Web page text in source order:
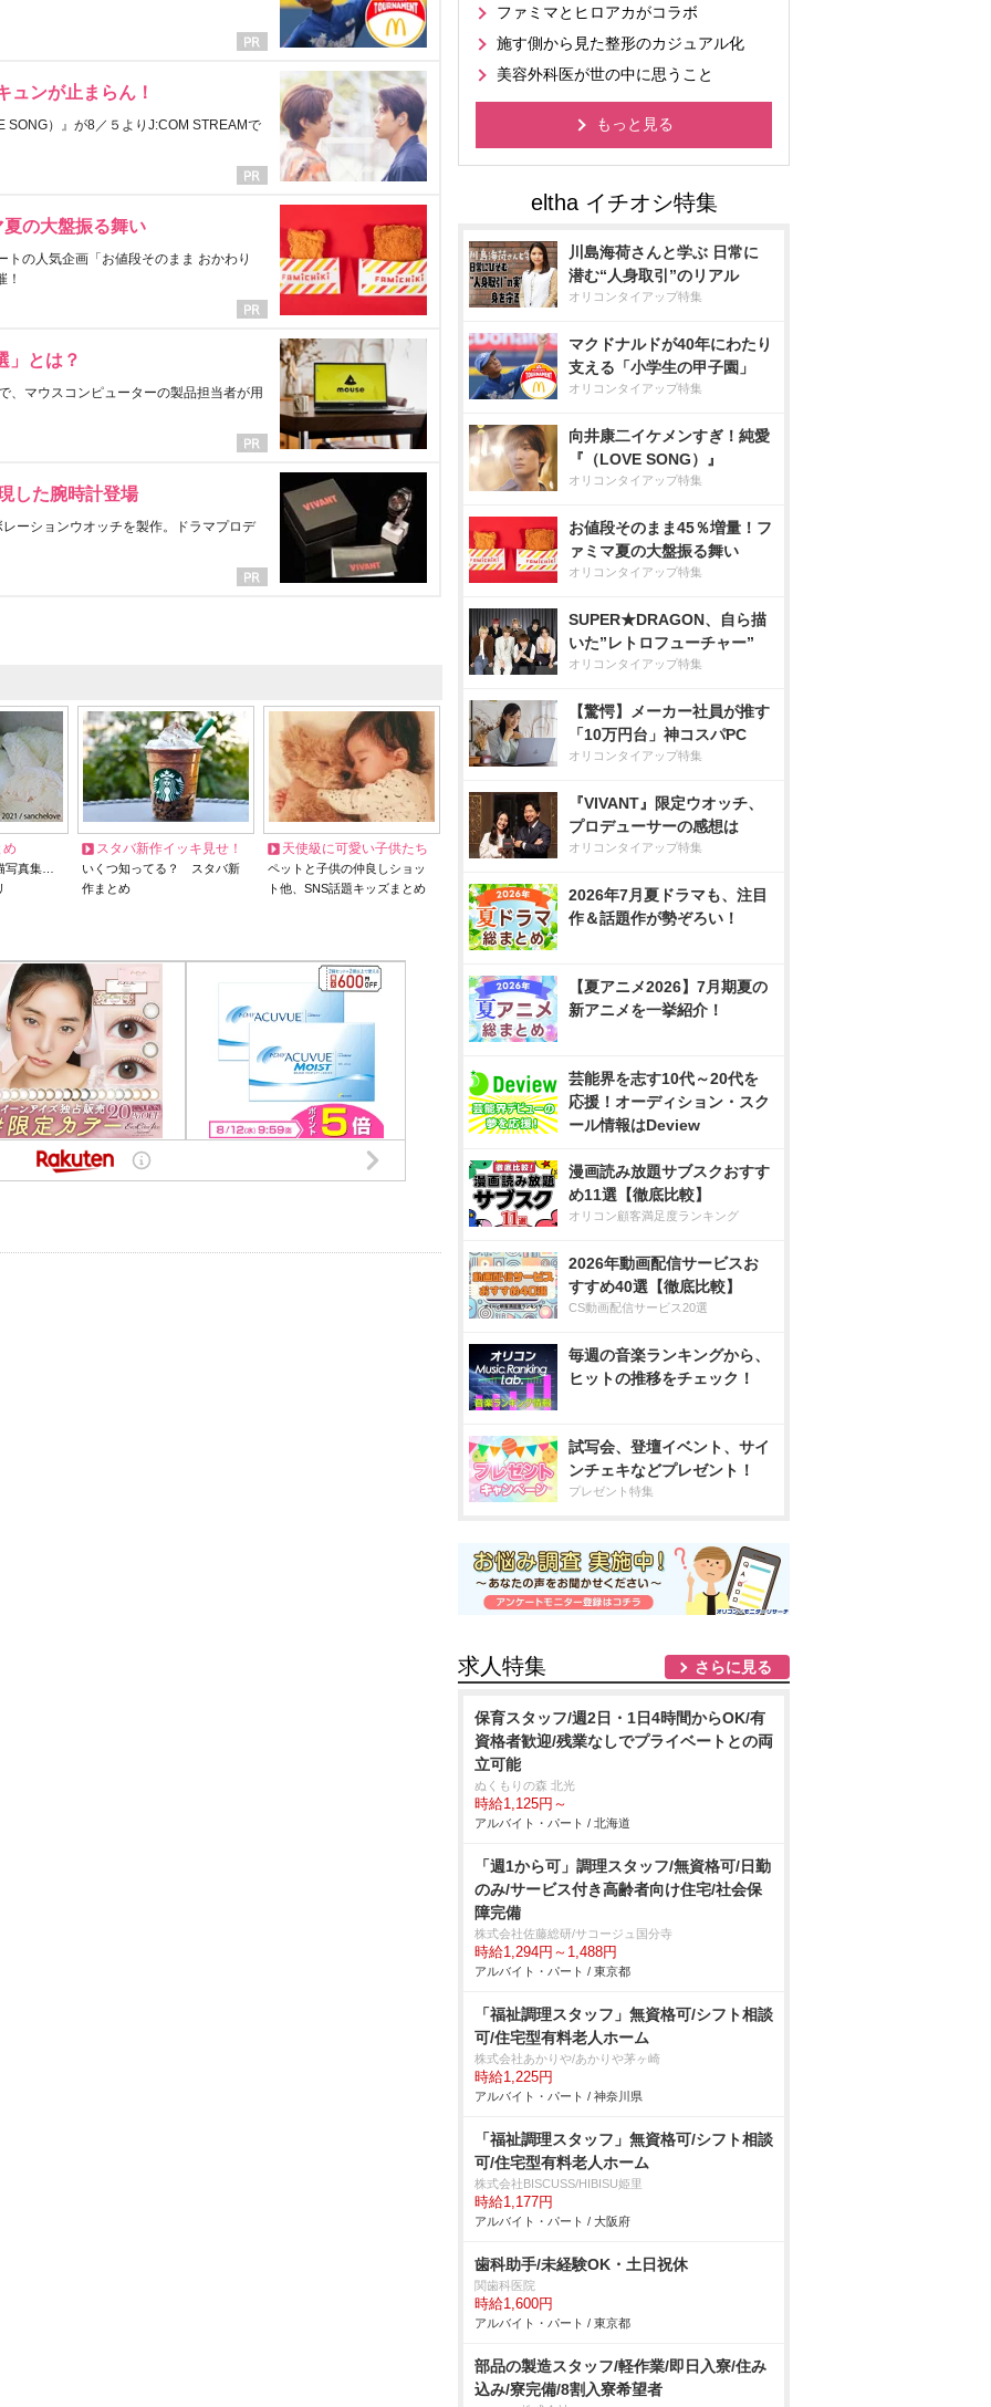
ュンが止まらん！
SONG）』が8／５よりJ:COM STREAMで
の大盤振る舞い
の人気企画「お値段そのまま おかわり
！
」とは？
、マウスコンピューターの製品担当者が用
した腕時計登場
ーションウオッチを製作。ドラマプロデ
め
写真集…
スタバ新作イッキ見せ！
いくつ知ってる？ スタバ新
作まとめ
天使級に可愛い子供たち
ペットと子供の仲良しショッ
ト他、SNS話題キッズまとめ
ファミマとヒロアカがコラボ
施す側から見た整形のカジュアル化
美容外科医が世の中に思うこと
もっと見る
川島海荷さんと学ぶ 日常に
潜む“人身取引”のリアル
オリコンタイアップ特集
マクドナルドが40年にわたり
支える「小学生の甲子園」
オリコンタイアップ特集
向井康二イケメンすぎ！純愛
『（LOVE SONG）』
オリコンタイアップ特集
お値段そのまま45％増量！フ
ァミマ夏の大盤振る舞い
オリコンタイアップ特集
SUPER★DRAGON、自ら描
いた”レトロフューチャー”
オリコンタイアップ特集
【驚愕】メーカー社員が推す
「10万円台」神コスパPC
オリコンタイアップ特集
『VIVANT』限定ウオッチ、
プロデューサーの感想は
オリコンタイアップ特集
2026年7月夏ドラマも、注目
作＆話題作が勢ぞろい！
【夏アニメ2026】7月期夏の
新アニメを一挙紹介！
芸能界を志す10代～20代を
応援！オーディション・スク
ール情報はDeview
漫画読み放題サブスクおすす
め11選【徹底比較】
オリコン顧客満足度ランキング
2026年動画配信サービスお
すすめ40選【徹底比較】
CS動画配信サービス20選
毎週の音楽ランキングから、
ヒットの推移をチェック！
試写会、登壇イベント、サイ
ンチェキなどプレゼント！
プレゼント特集
求人特集 さらに見る
保育スタッフ/週2日・1日4時間からOK/有
資格者歓迎/残業なしでプライベートとの両
立可能
ぬくもりの森 北光
時給1,125円～
アルバイト・パート / 北海道
「週1から可」調理スタッフ/無資格可/日勤
のみ/サービス付き高齢者向け住宅/社会保
障完備
株式会社佐藤総研/サコージュ国分寺
時給1,294円～1,488円
アルバイト・パート / 東京都
「福祉調理スタッフ」無資格可/シフト相談
可/住宅型有料老人ホーム
株式会社あかりや/あかりや茅ヶ崎
時給1,225円
アルバイト・パート / 神奈川県
「福祉調理スタッフ」無資格可/シフト相談
可/住宅型有料老人ホーム
株式会社BISCUSS/HIBISU姫里
時給1,177円
アルバイト・パート / 大阪府
歯科助手/未経験OK・土日祝休
関歯科医院
時給1,600円
アルバイト・パート / 東京都
部品の製造スタッフ/軽作業/即日入寮/住み
込み/寮完備/8割入寮希望者